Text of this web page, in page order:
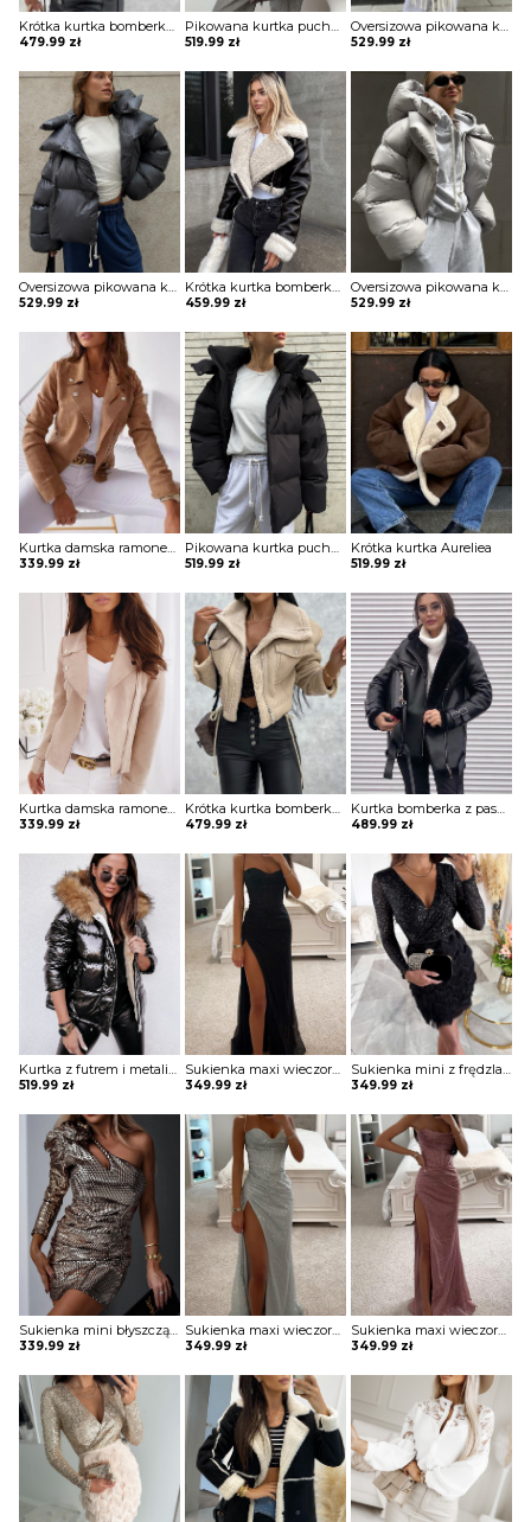
Krótka kurtka bomberka Avie
479.99 zł
Pikowana kurtka puchowa w sportowym stylu Semiye
519.99 zł
Oversizowa pikowana kurtka puchowa z kapturem Thamara
529.99 zł
Oversizowa pikowana kurtka puchowa z kapturem Thamara
529.99 zł
Krótka kurtka bomberka Avie
459.99 zł
Oversizowa pikowana kurtka puchowa z kapturem Thamara
529.99 zł
Kurtka damska ramoneska Giseltraud
339.99 zł
Pikowana kurtka puchowa w sportowym stylu Semiye
519.99 zł
Krótka kurtka Aureliea
519.99 zł
Kurtka damska ramoneska Giseltraud
339.99 zł
Krótka kurtka bomberka Avie
479.99 zł
Kurtka bomberka z paskami o wydłużonym kroju Nanni
489.99 zł
Kurtka z futrem i metalicznym wykończeniem Aideen
519.99 zł
Sukienka maxi wieczorowa z gorsetowym topem Alija
349.99 zł
Sukienka mini z frędzlami na spódnicy Potita
349.99 zł
Sukienka mini błyszcząca na jedno ramię Vildan
339.99 zł
Sukienka maxi wieczorowa z gorsetowym topem Alija
349.99 zł
Sukienka maxi wieczorowa z gorsetowym topem Alija
349.99 zł